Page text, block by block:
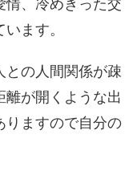
情、冷めきった交
ます。
との人間関係が疎
が開くような出
りますので自分の